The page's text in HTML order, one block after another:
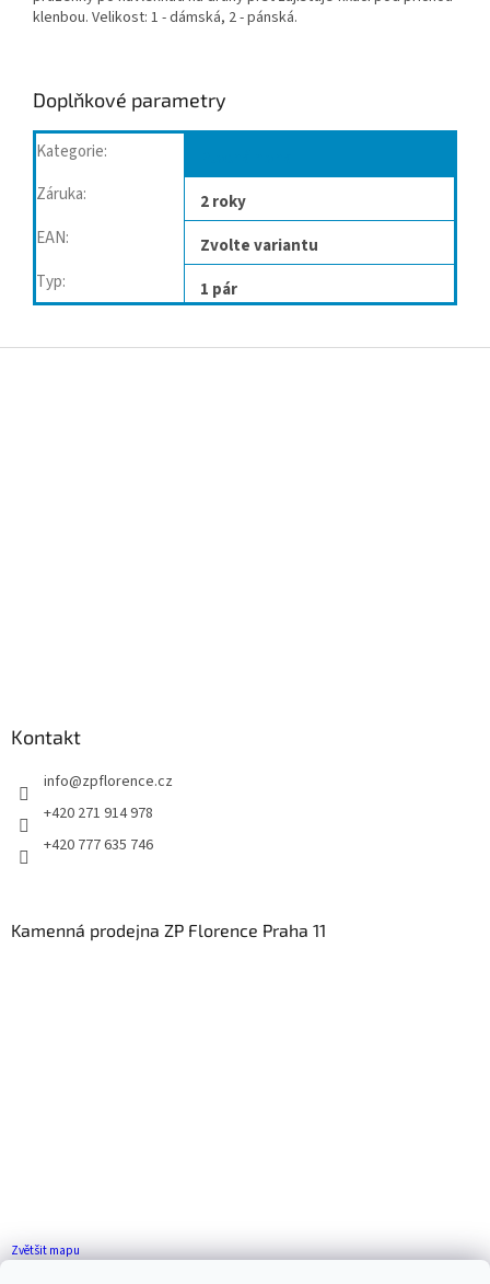
klenbou. Velikost: 1 - dámská, 2 - pánská.
Doplňkové parametry
Kategorie:
Záruka:
2 roky
EAN:
Zvolte variantu
Typ: 1 pár
Kontakt
info@zpflorence.cz
+420 271 914 978
+420 777 635 746
Kamenná prodejna ZP Florence Praha 11
Zvětšit mapu